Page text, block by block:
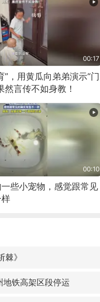
00:17
”，用黄瓜向弟弟演示“门
然言传不如身教！
00:10
些小宠物，感觉跟常见
棘》
地铁高架区段停运